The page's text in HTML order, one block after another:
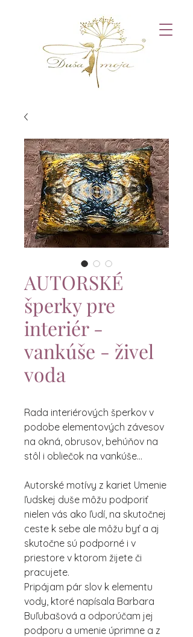
AUTORSKÉ
šperky pre
interiér -
vankúše - živel
voda
Rada interiérových šperkov v
podobe elementových závesov
na okná, obrusov, behúňov na
stôl i obliečok na vankúše...
Autorské motívy z kariet Umenie
ľudskej duše môžu podporiť
nielen vás ako ľudí, na skutočnej
ceste k sebe ale môžu byť a aj
skutočne sú podporné i v
priestore v ktorom žijete či
pracujete.
Pripájam pár slov k elementu
vody, ktoré napísala Barbara
Buľubašová a odporúčam jej
podporu a umenie úprimne a z